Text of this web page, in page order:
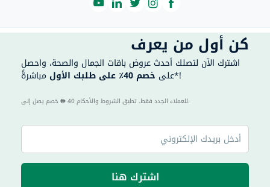
كن أول من يعرف
اشترك الآن لتصلك أحدث عروض باقات الجمال والصحة، واحصل
على خصم 40٪ على طلبك الأول مباشرةً*!
40 للعملاء الجدد فقط. تطبق الشروط والأحكام.
اشترك هنا